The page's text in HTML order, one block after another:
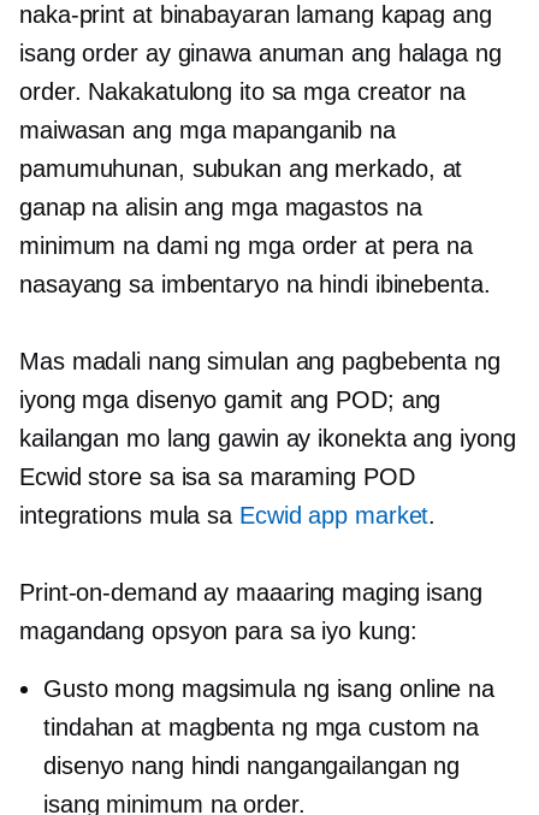
naka-print at binabayaran lamang kapag ang
isang order ay ginawa anuman ang halaga ng
order. Nakakatulong ito sa mga creator na
maiwasan ang mga mapanganib na
pamumuhunan, subukan ang merkado, at
ganap na alisin ang mga magastos na
minimum na dami ng mga order at pera na
nasayang sa imbentaryo na hindi ibinebenta.
Mas madali nang simulan ang pagbebenta ng
iyong mga disenyo gamit ang POD; ang
kailangan mo lang gawin ay ikonekta ang iyong
Ecwid store sa isa sa maraming POD
integrations mula sa Ecwid app market.
Print-on-demand ay maaaring maging isang
magandang opsyon para sa iyo kung:
Gusto mong magsimula ng isang online na
tindahan at magbenta ng mga custom na
disenyo nang hindi nangangailangan ng
isang minimum na order.